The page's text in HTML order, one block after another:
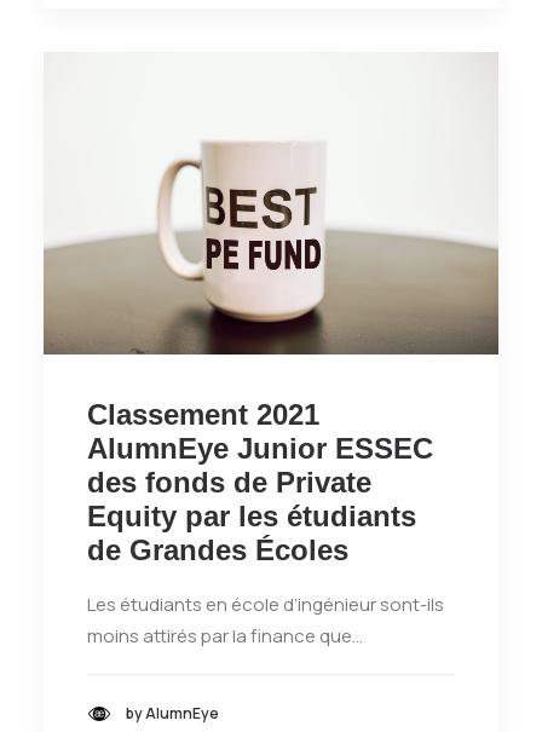
Classement 2021
AlumnEye Junior ESSEC
des fonds de Private
Equity par les étudiants
de Grandes Écoles
Les étudiants en école d’ingénieur sont-ils
moins attirés par la finance que…
by AlumnEye